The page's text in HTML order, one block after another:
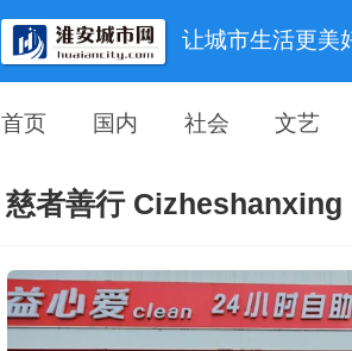
让城市生活更美
首页 国内 社会 文艺
慈者善行 Cizheshanxing